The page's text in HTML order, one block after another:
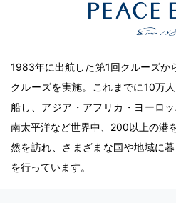
1983年に出航した第1回クルーズか
クルーズを実施。これまでに10万
船し、アジア・アフリカ・ヨーロ
南太平洋など世界中、200以上の港
然を訪れ、さまざまな国や地域に
を行っています。